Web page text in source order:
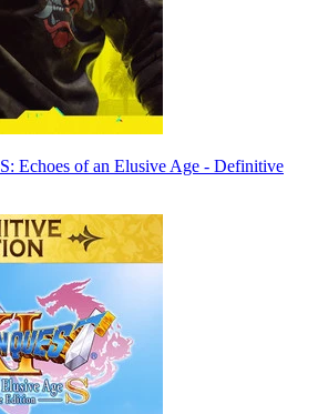
Echoes of an Elusive Age - Definitive